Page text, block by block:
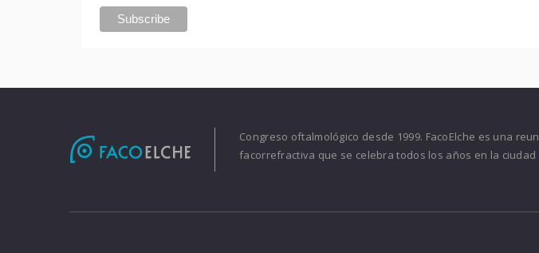
Congreso oftalmológico desde 1999. FacoElche es una
facorrefractiva que se celebra todos los años en la ciudad